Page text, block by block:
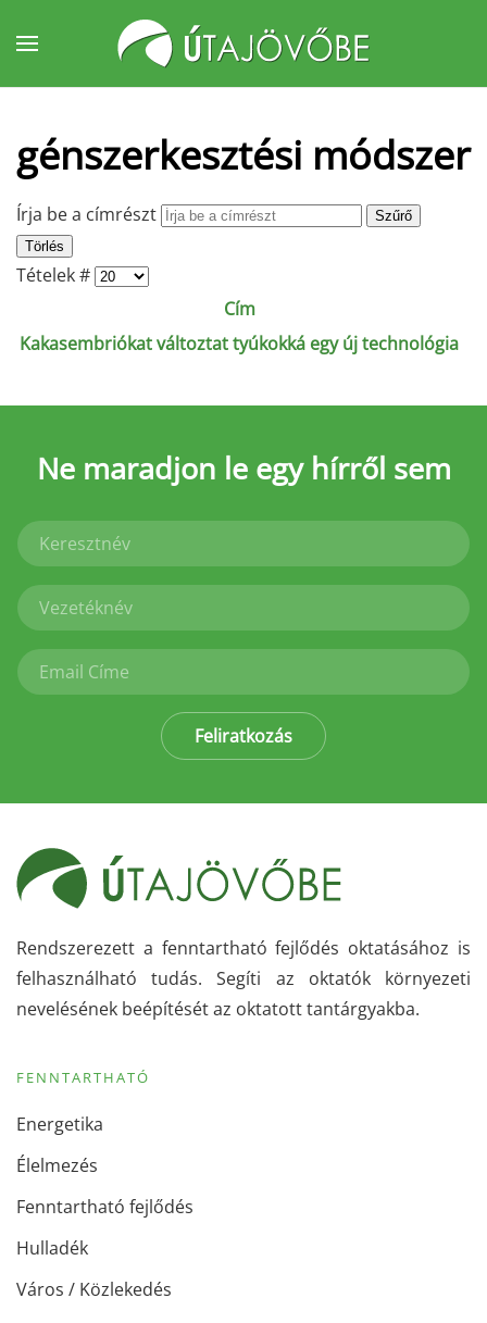
Fő tartalom átugrása
génszerkesztési módszer
Írja be a címrészt
Szűrő
Törlés
Tételek #
Cím
Kakasembriókat változtat tyúkokká egy új technológia
Ne maradjon le egy hírről sem
Feliratkozás
Rendszerezett a fenntartható fejlődés oktatásához is
felhasználható tudás. Segíti az oktatók környezeti
nevelésének beépítését az oktatott tantárgyakba.
FENNTARTHATÓ
Energetika
Élelmezés
Fenntartható fejlődés
Hulladék
Város / Közlekedés